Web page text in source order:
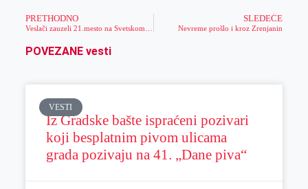
PRETHODNO SLEDEĆE
Nevreme prošlo i kroz Zrenjanin
POVEZANE vesti
VESTI
Iz Gradske bašte ispraćeni pozivari
koji besplatnim pivom ulicama
grada pozivaju na 41. „Dane piva“